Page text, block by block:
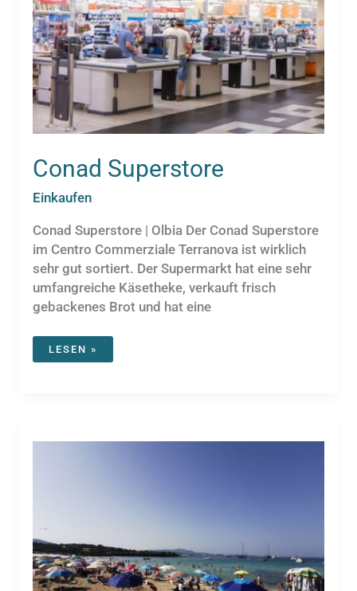
Conad Superstore
Einkaufen
Conad Superstore | Olbia Der Conad Superstore
im Centro Commerziale Terranova ist wirklich
sehr gut sortiert. Der Supermarkt hat eine sehr
umfangreiche Käsetheke, verkauft frisch
gebackenes Brot und hat eine
CONAD
SUPERSTORE
LESEN »